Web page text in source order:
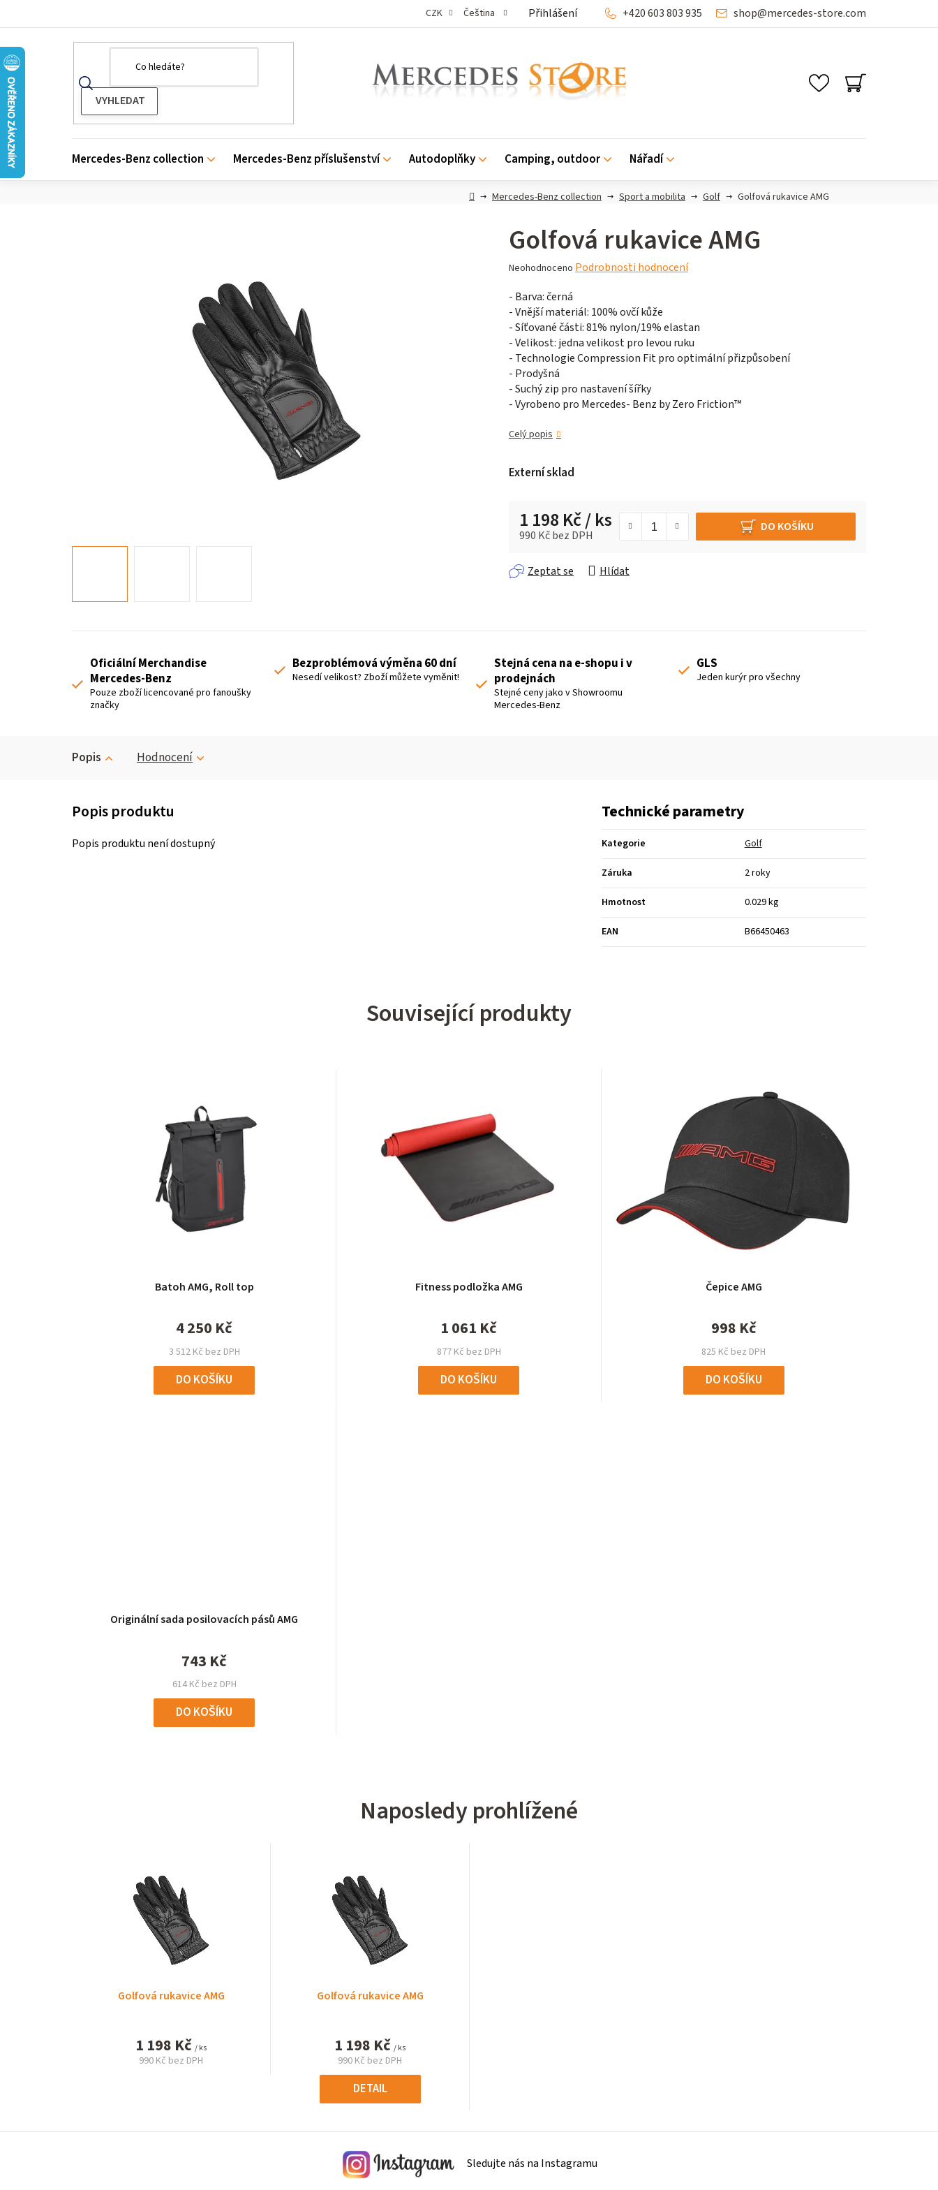
CZK Čeština Přihlášení shop@mercedes-store.com
+420 603 803 935
NÁKUPNÍ
KOŠÍK
Mercedes-Benz collection Mercedes-Benz příslušenství Autodoplňky Camping, outdoor Nářadí
DomůMercedes-Benz collection Sport a mobilita Golf Golfová rukavice AMG
Golfová rukavice AMG
Průměrné
produktu
je
0,0
z 5
hvězdiček.
Neohodnoceno Podrobnosti hodnocení
- Barva: černá
- Vnější materiál: 100% ovčí kůže
- Síťované části: 81% nylon/19% elastan
- Velikost: jedna velikost pro levou ruku
- Technologie Compression Fit pro optimální přizpůsobení
- Prodyšná
- Suchý zip pro nastavení šířky
- Vyrobeno pro Mercedes- Benz by Zero Friction™
Celý popis
Externí sklad
1 198 Kč/ ks
990 Kč bez DPH
DO KOŠÍKU
Zeptat se Hlídat
Oficiální Merchandise
Mercedes-Benz
Pouze zboží licencované pro fanoušky
značky
Bezproblémová výměna 60 dní
Nesedí velikost? Zboží můžete vyměnit!
Stejná cena na e-shopu i v
prodejnách
Stejné ceny jako v Showroomu
Mercedes-Benz
GLS
Jeden kurýr pro všechny
Popis Hodnocení
Popis produktu není dostupný
Technické parametry
Kategorie Golf
Záruka 2 roky
Hmotnost 0.029 kg
EAN B66450463
Související produkty
Batoh AMG, Roll top
3 512 Kč bez DPH
4 250 Kč
DO KOŠÍKU
Fitness podložka AMG
877 Kč bez DPH
1 061 Kč
DO KOŠÍKU
Čepice AMG
825 Kč bez DPH
998 Kč
DO KOŠÍKU
Originální sada posilovacích pásů AMG
614 Kč bez DPH
743 Kč
DO KOŠÍKU
Naposledy prohlížené
Golfová rukavice AMG
1 198 Kč / ks
990 Kč bez DPH
Golfová rukavice AMG
1 198 Kč / ks
990 Kč bez DPH
Měrná
cena:
DETAIL
Sledujte nás na Instagramu